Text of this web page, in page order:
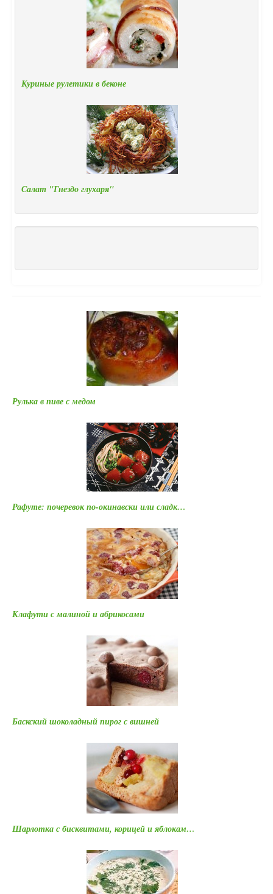
Куриные рулетики в беконе
Салат "Гнездо глухаря"
Рулька в пиве с медом
Рафуте: почеревок по-окинавски или сладк…
Клафути с малиной и абрикосами
Баскский шоколадный пирог с вишней
Шарлотка с бисквитами, корицей и яблокам…